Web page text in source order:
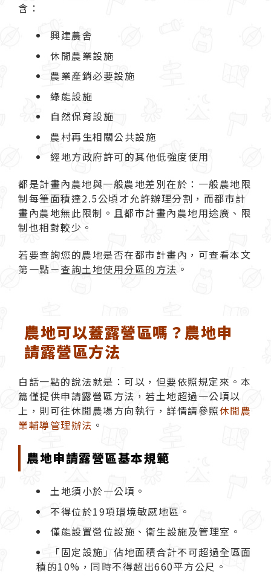
含：
興建農舍
休閒農業設施
農業產銷必要設施
綠能設施
自然保育設施
農村再生相關公共設施
經地方政府許可的其他低強度使用
都是計畫內農地與一般農地差別在於：一般農地限
制每筆面積達2.5公頃才允許辦理分割，而都市計
畫內農地無此限制。且都市計畫內農地用途廣、限
制也相對較少。
若要查詢您的農地是否在都市計畫內，可查看本文
第一點－查詢土地使用分區的方法 。
農地可以蓋露營區嗎？農地申
請露營區方法
白話一點的說法就是：可以，但要依照規定來。本
篇僅提供申請露營區方法，若土地超過一公頃以
上，則可往休閒農場方向執行，詳情請參照休閒農
業輔導管理辦法 。
農地申請露營區基本規範
土地須小於一公頃。
不得位於19項環境敏感地區。
僅能設置營位設施、衛生設施及管理室。
「固定設施」佔地面積合計不可超過全區面
積的10%，同時不得超出660平方公尺。